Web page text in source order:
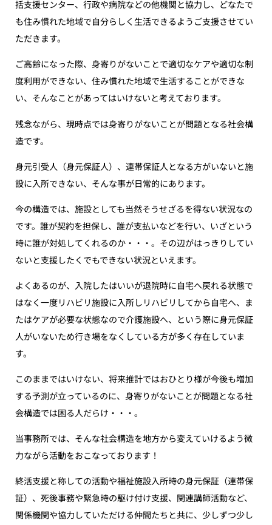
括支援センター、行政や病院などの他機関と協力し、どなたで
も住み慣れた地域で自分らしく生活できるようご支援させてい
ただきます。
ご高齢になった際、身寄りがないことで適切なケアや適切な制
度利用ができない、住み慣れた地域で生活することができな
い、そんなことがあってはいけないと考えております。
残念ながら、現時点では身寄りがないことが問題となる社会構
造です。
身元引受人（身元保証人）、連帯保証人となる方がいないと施
設に入所できない、そんな事が日常的にあります。
今の構造では、施設としても当然そうせざるを得ない状況なの
です。誰が契約を担保し、誰が支払いなどを行い、いざという
時に誰が対処してくれるのか・・・。その辺がはっきりしてい
ないと支援したくでもできない状況といえます。
よくあるのが、入院したはいいが退院時に自宅へ戻れる状態で
はなく一度リハビリ施設に入所しリハビリしてから自宅へ、ま
たはケアが必要な状態なので介護施設へ、という際に身元保証
人がいないため行き場をなくしている方が多く存在していま
す。
このままではいけない、将来推計ではおひとり様が今後も増加
する予測が立っているのに、身寄りがないことが問題となる社
会構造では困る人だらけ・・・。
当事務所では、そんな社会構造を地方から変えていけるよう微
力ながら活動をおこなっております！
終活支援と称しての活動や福祉施設入所時の身元保証（連帯保
証）、死後事務や緊急時の駆け付け支援、関連講師活動など、
関係機関や協力していただける仲間たちと共に、少しずつ少し